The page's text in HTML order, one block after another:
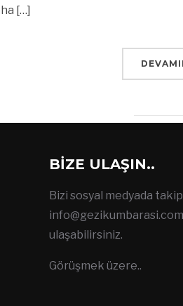
[…]
BIZE ULAŞIN..
Bizi sosyal medyada
info@gezikumbarasi.com
ulaşabilirsiniz.
Görüşmek üzere..